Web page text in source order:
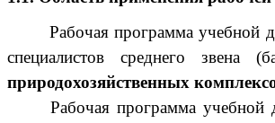
Рабочая программа учебной
специалистов среднего
природохозяйственных
Рабочая программа учебной